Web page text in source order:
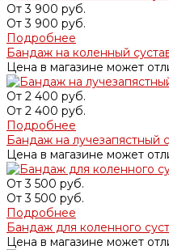
От3 900 руб.
От3 900 руб.
Подробнее
Бандаж на коленный
Цена в магазине может
От 2 400 руб.
От 2 400 руб.
Подробнее
Бандаж на лучезапястный
Цена в магазине может
От3 500 руб.
От3 500 руб.
Подробнее
Бандаж для коленного
Цена в магазине может